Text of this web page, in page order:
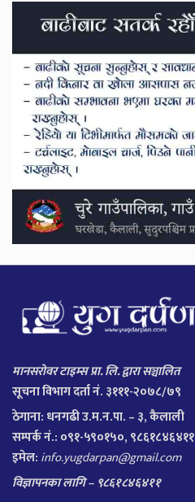
मानसरोवर टाइम्स प्रा. लि. द्वारा सञ्चालित
सूचना विभाग दर्ता नं. ३१११-२०७८/७९
ठेगाना: धनगढी उ.म.न.पा. – ३, कैलाली
सम्पर्क नं.: ०९१-५९०१५०, ९८६१८४६४११
इमेल: info.yugdarpan@gmail.com
विज्ञापनका लागि – ९८६१८४६४११